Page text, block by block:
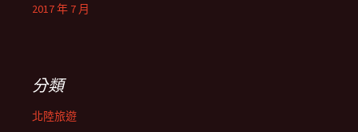
2017 年 7 月
分類
北陸旅遊